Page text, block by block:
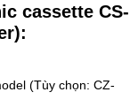
cassette CS-
:
(Tùy chọn: CZ-